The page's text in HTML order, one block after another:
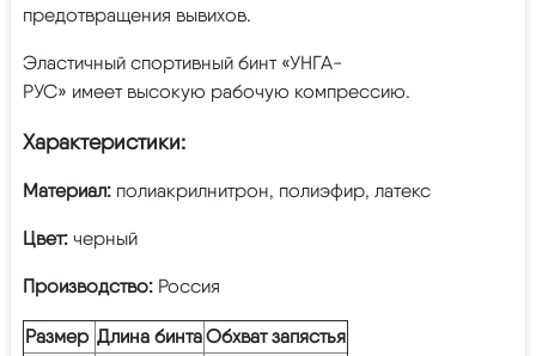
предотвращения вывихов.
Эластичный спортивный бинт «УНГА-
РУС» имеет высокую рабочую компрессию.
Характеристики:
Материал: полиакрилнитрон, полиэфир, латекс
Цвет: черный
Производство: Россия
Размер Длина бинтаОбхват запястья